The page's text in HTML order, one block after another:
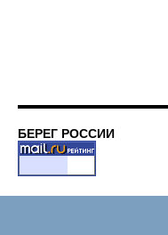
БЕРЕГ РОССИИ